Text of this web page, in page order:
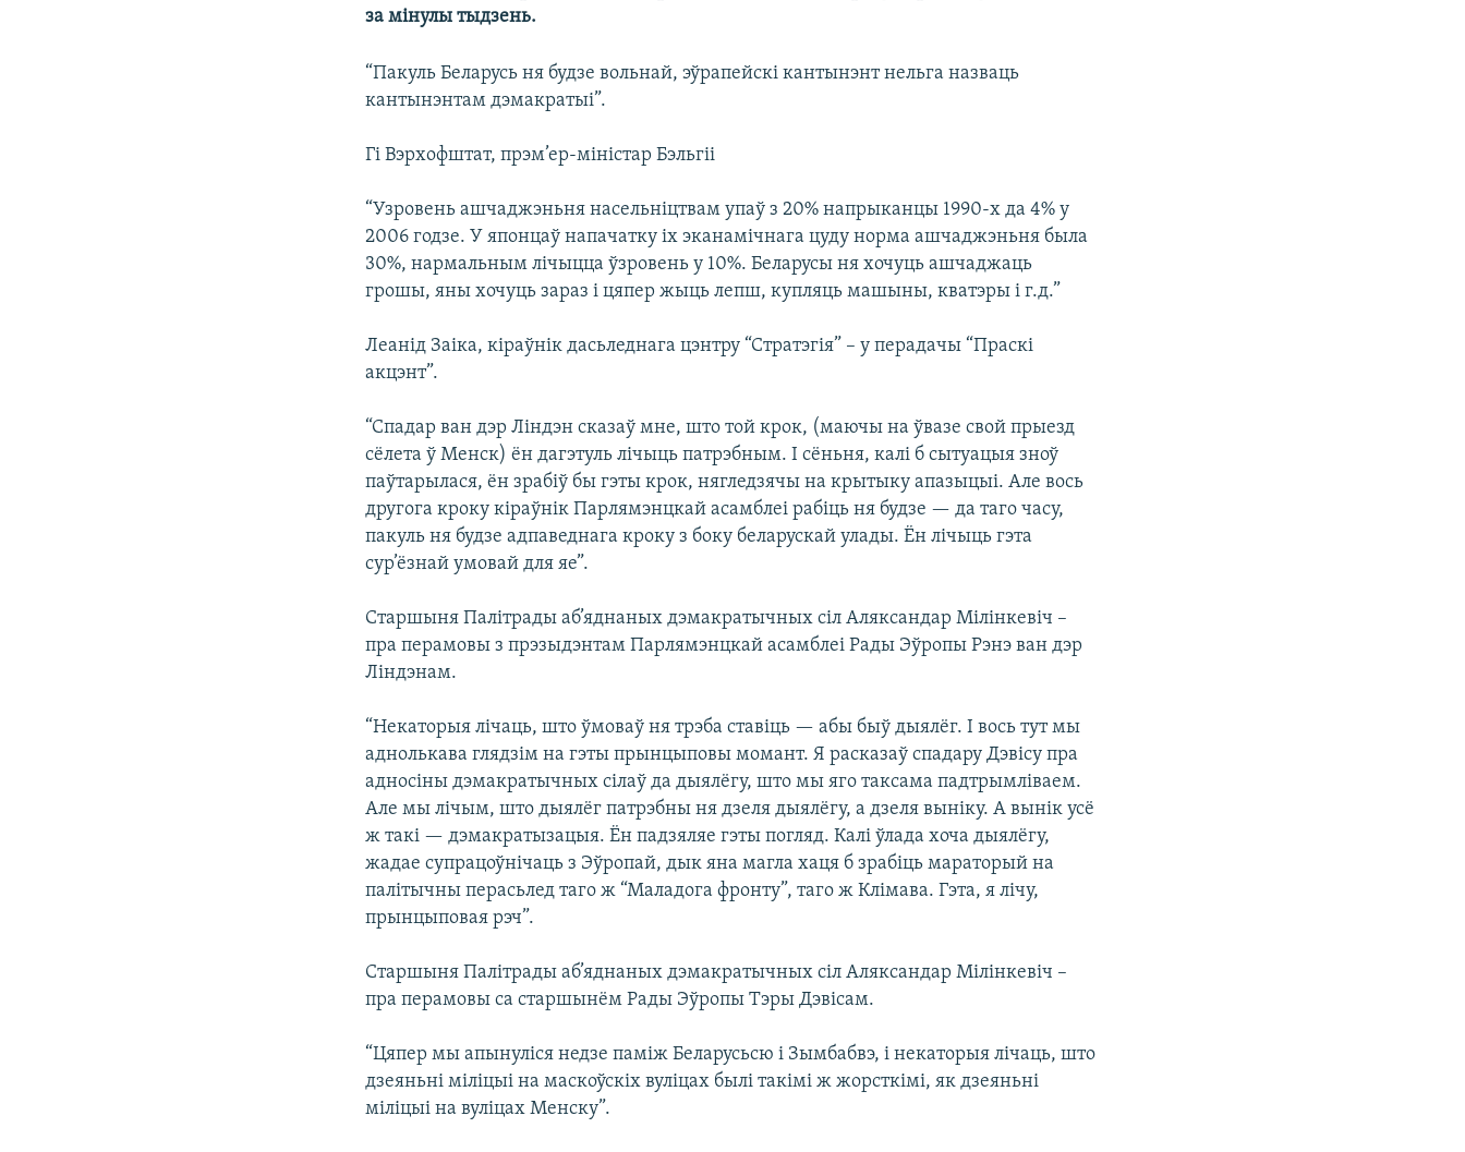
за мінулы тыдзень.
“Пакуль Беларусь ня будзе вольнай, эўрапейскі кантынэнт нельга назваць
кантынэнтам дэмакратыі”.
Гі Вэрхофштат, прэм’ер-міністар Бэльгіі
“Узровень ашчаджэньня насельніцтвам упаў з 20% напрыканцы 1990-х да 4% у
2006 годзе. У японцаў напачатку іх эканамічнага цуду норма ашчаджэньня была
30%, нармальным лічыцца ўзровень у 10%. Беларусы ня хочуць ашчаджаць
грошы, яны хочуць зараз і цяпер жыць лепш, купляць машыны, кватэры і г.д.”
Леанід Заіка, кіраўнік дасьледнага цэнтру “Стратэгія” – у перадачы “Праскі
акцэнт”.
“Спадар ван дэр Ліндэн сказаў мне, што той крок, (маючы на ўвазе свой прыезд
сёлета ў Менск) ён дагэтуль лічыць патрэбным. І сёньня, калі б сытуацыя зноў
паўтарылася, ён зрабіў бы гэты крок, нягледзячы на крытыку апазыцыі. Але вось
другога кроку кіраўнік Парлямэнцкай асамблеі рабіць ня будзе — да таго часу,
пакуль ня будзе адпаведнага кроку з боку беларускай улады. Ён лічыць гэта
сур’ёзнай умовай для яе”.
Старшыня Палітрады аб’яднаных дэмакратычных сіл Аляксандар Мілінкевіч –
пра перамовы з прэзыдэнтам Парлямэнцкай асамблеі Рады Эўропы Рэнэ ван дэр
Ліндэнам.
“Некаторыя лічаць, што ўмоваў ня трэба ставіць — абы быў дыялёг. І вось тут мы
аднолькава глядзім на гэты прынцыповы момант. Я расказаў спадару Дэвісу пра
адносіны дэмакратычных сілаў да дыялёгу, што мы яго таксама падтрымліваем.
Але мы лічым, што дыялёг патрэбны ня дзеля дыялёгу, а дзеля выніку. А вынік усё
ж такі — дэмакратызацыя. Ён падзяляе гэты погляд. Калі ўлада хоча дыялёгу,
жадае супрацоўнічаць з Эўропай, дык яна магла хаця б зрабіць мараторый на
палітычны перасьлед таго ж “Маладога фронту”, таго ж Клімава. Гэта, я лічу,
прынцыповая рэч”.
Старшыня Палітрады аб’яднаных дэмакратычных сіл Аляксандар Мілінкевіч –
пра перамовы са старшынём Рады Эўропы Тэры Дэвісам.
“Цяпер мы апынуліся недзе паміж Беларусьсю і Зымбабвэ, і некаторыя лічаць, што
дзеяньні міліцыі на маскоўскіх вуліцах былі такімі ж жорсткімі, як дзеяньні
міліцыі на вуліцах Менску”.